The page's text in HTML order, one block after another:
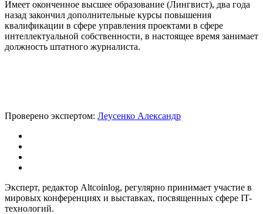
Имеет оконченное высшее образование (Лингвист), два года
назад закончил дополнительные курсы повышения
квалификации в сфере управления проектами в сфере
интеллектуальной собственности, в настоящее время занимает
должность штатного журналиста.
Проверено экспертом: Леусенко Александр
Эксперт, редактор Altcoinlog, регулярно принимает участие в
мировых конференциях и выставках, посвященных сфере IT-
технологий.